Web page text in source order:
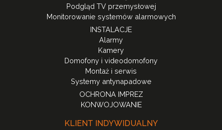
Podgląd TV przemysłowej
Monitorowanie systemów alarmowych
INSTALACJE
Alarmy
Kamery
Domofony i videodomofony
Montaż i serwis
Systemy antynapadowe
OCHRONA IMPREZ
KONWOJOWANIE
KLIENT INDYWIDUALNY